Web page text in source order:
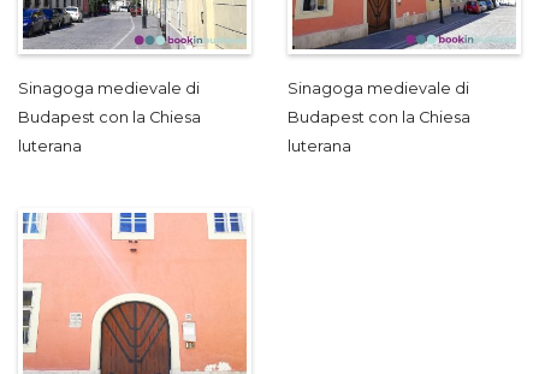
Sinagoga medievale di
Budapest con la Chiesa
luterana
Sinagoga medievale di
Budapest con la Chiesa
luterana